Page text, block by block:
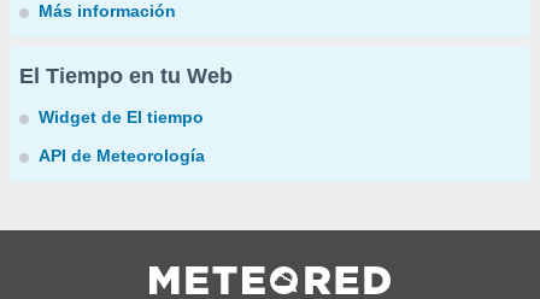
Más información
El Tiempo en tu Web
Widget de El tiempo
API de Meteorología